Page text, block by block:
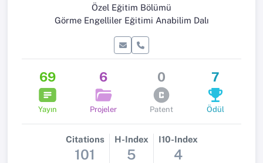
Özel Eğitim Bölümü
Görme Engelliler Eğitimi Anabilim Dalı
69
Yayın
6
Projeler
0
Patent
7
Ödül
Citations
101
H-Index
5
I10-Index
4